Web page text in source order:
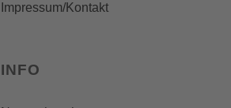
Impressum/Kontakt
INFO